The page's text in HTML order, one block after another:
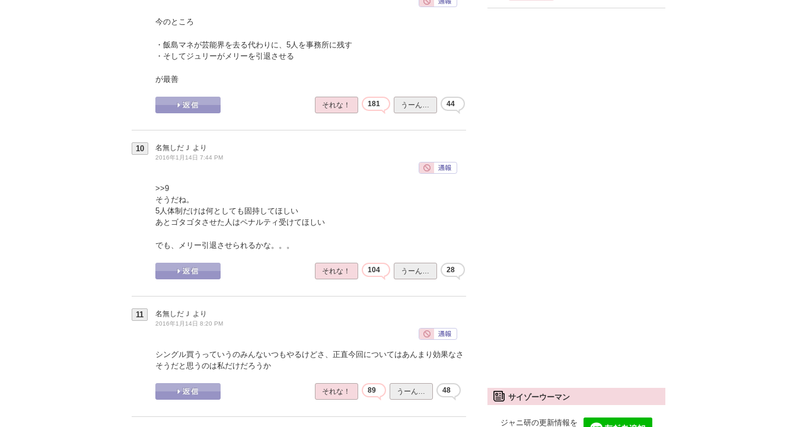
今のところ
・飯島マネが芸能界を去る代わりに、5人を事務所に残す
・そしてジュリーがメリーを引退させる
が最善
それな！ 181 うーん… 44
10 名無しだＪ より
2016年1月14日 7:44 PM
>>9
そうだね。
5人体制だけは何としても固持してほしい
あとゴタゴタさせた人はペナルティ受けてほしい
でも、メリー引退させられるかな。。。
それな！ 104 うーん… 28
11 名無しだＪ より
2016年1月14日 8:20 PM
シングル買うっていうのみんないつもやるけどさ、正直今回についてはあんまり効果なさ
そうだと思うのは私だけだろうか
それな！ 89 うーん… 48
サイゾーウーマン
ジャニ研の更新情報を